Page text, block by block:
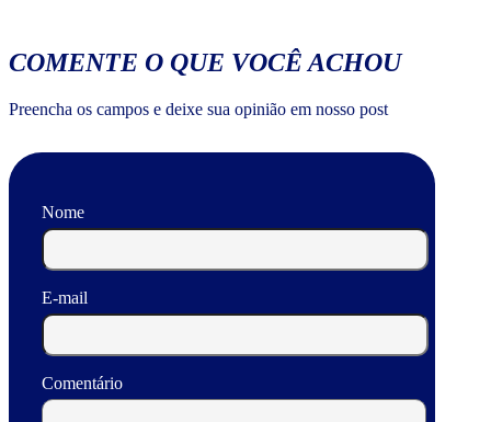
COMENTE O QUE VOCÊ ACHOU
Preencha os campos e deixe sua opinião em nosso post
Nome
E-mail
Comentário